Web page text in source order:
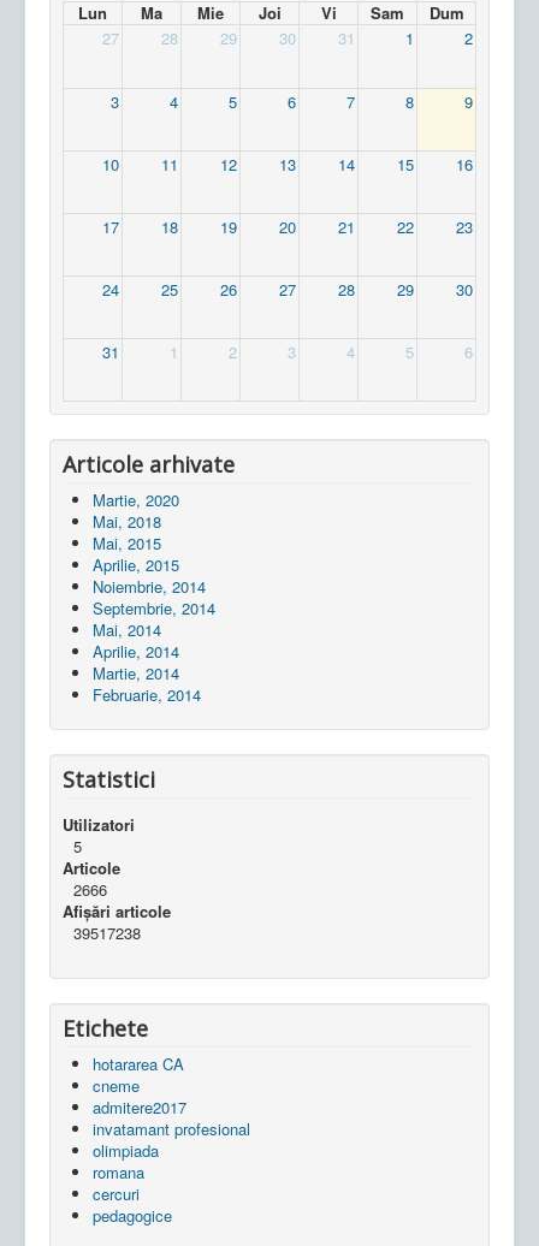
Lun Ma Mie Joi Vi Sam
Dum
27
28 29 30 31 1 2
3 4 5 6 7 8 9
10 11 12 13 14 15 16
17 18 19 20 21 22 23
24 25 26 27 28 29 30
31 1 2 3 4 5 6
Articole arhivate
Martie, 2020
Mai, 2018
Mai, 2015
Aprilie, 2015
Noiembrie, 2014
Septembrie, 2014
Mai, 2014
Aprilie, 2014
Martie, 2014
Februarie, 2014
Statistici
Utilizatori
5
Articole
2666
Afișări articole
39517238
Etichete
hotararea CA
cneme
admitere2017
invatamant profesional
olimpiada
romana
cercuri
pedagogice